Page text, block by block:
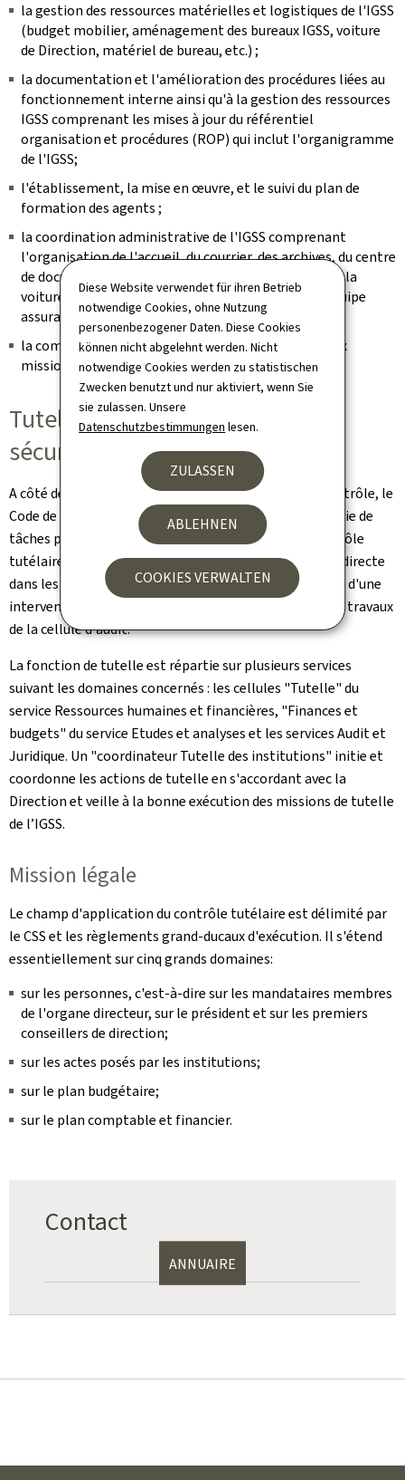
Diese Website verwendet für ihren Betrieb
notwendige Cookies, ohne Nutzung
personenbezogener Daten. Diese Cookies
können nicht abgelehnt werden. Nicht
notwendige Cookies werden zu statistischen
Zwecken benutzt und nur aktiviert, wenn Sie
sie zulassen. Unsere
Datenschutzbestimmungen lesen.
ZULASSEN
ABLEHNEN
COOKIES VERWALTEN
la gestion des ressources matérielles et logistiques de l'IGSS
(budget mobilier, aménagement des bureaux IGSS, voiture
de Direction, matériel de bureau, etc.) ;
la documentation et l'amélioration des procédures liées au
fonctionnement interne ainsi qu'à la gestion des ressources
IGSS comprenant les mises à jour du référentiel
organisation et procédures (ROP) qui inclut l'organigramme
de l'IGSS;
l'établissement, la mise en œuvre, et le suivi du plan de
formation des agents ;
la coordination administrative de l'IGSS comprenant
l'organisation de l'accueil, du courrier, des archives, du centre
de documentation, des déplacements à réaliser avec la
voiture de Direction, de la gestion logistique, de l'équipe
assurant les travaux de nettoyage et d'entretien ;
la communication interne des informations liées aux
missions du service.
Tutelle sur les institutions de
sécurité sociale
A côté de la mission générale de surveillance ou de contrôle, le
Code de la sécurité sociale confie à l'IGSS toute une série de
tâches ponctuelles tombant dans le domaine du contrôle
tutélaire qui la font intervenir de façon plus ou moins directe
dans les processus gérés par les ISS, souvent à l'amont d'une
intervention du ministre de tutelle, parfois à l'aval des travaux
de la cellule d'audit.
La fonction de tutelle est répartie sur plusieurs services
suivant les domaines concernés : les cellules "Tutelle" du
service Ressources humaines et financières, "Finances et
budgets" du service Etudes et analyses et les services Audit et
Juridique. Un "coordinateur Tutelle des institutions" initie et
coordonne les actions de tutelle en s'accordant avec la
Direction et veille à la bonne exécution des missions de tutelle
de l’IGSS.
Mission légale
Le champ d'application du contrôle tutélaire est délimité par
le CSS et les règlements grand-ducaux d'exécution. Il s'étend
essentiellement sur cinq grands domaines:
sur les personnes, c'est-à-dire sur les mandataires membres
de l'organe directeur, sur le président et sur les premiers
conseillers de direction;
sur les actes posés par les institutions;
sur le plan budgétaire;
sur le plan comptable et financier.
Contact
ANNUAIRE